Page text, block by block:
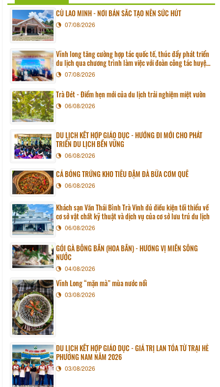
CÙ LAO MINH - NƠI BẢN SẮC TẠO NÊN SỨC HÚT
07/08/2026
Vĩnh long tăng cường hợp tác quốc tế, thúc đẩy phát triển
du lịch qua chương trình làm việc với đoàn công tác huyện
Sunchang (Hàn quốc)
07/08/2026
Trà Đét - Điểm hẹn mới của du lịch trải nghiệm miệt vườn
06/08/2026
DU LỊCH KẾT HỢP GIÁO DỤC - HƯỚNG ĐI MỚI CHO PHÁT
TRIỂN DU LỊCH BỀN VỮNG
06/08/2026
CÁ BÓNG TRỨNG KHO TIÊU ĐẬM ĐÀ BỮA CƠM QUÊ
06/08/2026
Khách sạn Văn Thái Bình Trà Vinh đủ điều kiện tối thiểu về
cơ sở vật chất kỹ thuật và dịch vụ của cơ sở lưu trú du lịch
06/08/2026
GỎI GÀ BÔNG BẦN (HOA BẦN) - HƯƠNG VỊ MIỀN SÔNG
NƯỚC
04/08/2026
Vĩnh Long “mặn mà” mùa nước nổi
03/08/2026
DU LỊCH KẾT HỢP GIÁO DỤC - GIÁ TRỊ LAN TỎA TỪ TRẠI HÈ
PHƯƠNG NAM NĂM 2026
03/08/2026